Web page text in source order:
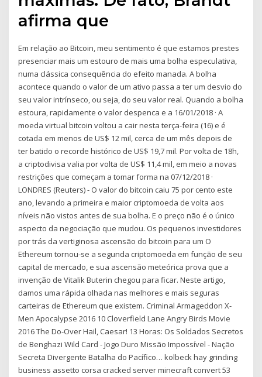
afirma que
Em relação ao Bitcoin, meu sentimento é que estamos prestes
presenciar mais um estouro de mais uma bolha especulativa,
numa clássica consequência do efeito manada. A bolha
acontece quando o valor de um ativo passa a ter um desvio do
seu valor intrínseco, ou seja, do seu valor real. Quando a bolha
estoura, rapidamente o valor despenca e a 16/01/2018 · A
moeda virtual bitcoin voltou a cair nesta terça-feira (16) e é
cotada em menos de US$ 12 mil, cerca de um mês depois de
ter batido o recorde histórico de US$ 19,7 mil. Por volta de 18h,
a criptodivisa valia por volta de US$ 11,4 mil, em meio a novas
restrições que começam a tomar forma na 07/12/2018 ·
LONDRES (Reuters) - O valor do bitcoin caiu 75 por cento este
ano, levando a primeira e maior criptomoeda de volta aos
níveis não vistos antes de sua bolha. E o preço não é o único
aspecto da negociação que mudou. Os pequenos investidores
por trás da vertiginosa ascensão do bitcoin para um O
Ethereum tornou-se a segunda criptomoeda em função de seu
capital de mercado, e sua ascensão meteórica prova que a
invenção de Vitalik Buterin chegou para ficar. Neste artigo,
damos uma rápida olhada nas melhores e mais seguras
carteiras de Ethereum que existem. Criminal Armageddon X-
Men Apocalypse 2016 10 Cloverfield Lane Angry Birds Movie
2016 The Do-Over Hail, Caesar! 13 Horas: Os Soldados Secretos
de Benghazi Wild Card - Jogo Duro Missão Impossível - Nação
Secreta Divergente Batalha do Pacífico… kolbeck hay grinding
business assetto corsa cracked server minecraft convert 53